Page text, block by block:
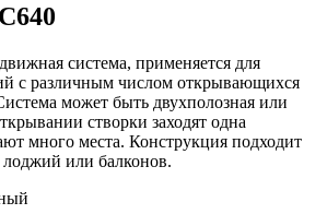
система, применяется для
с различным числом открывающихся
может быть двухполозная или
створки заходят одна
много места. Конструкция подходит
или балконов.